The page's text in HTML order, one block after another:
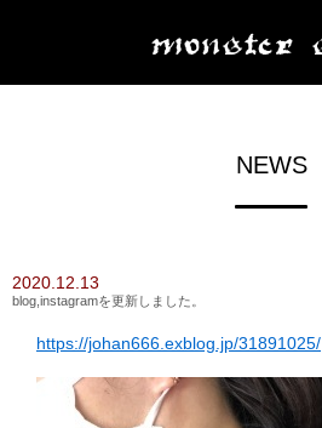
NEWS
2020.12.13
blog,instagramを更新しました。
https://johan666.exblog.jp/31891025/